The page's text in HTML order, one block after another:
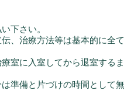
下さい。
、治療方法等は基本的に全
室に入室してから退室する
準備と片づけの時間として無